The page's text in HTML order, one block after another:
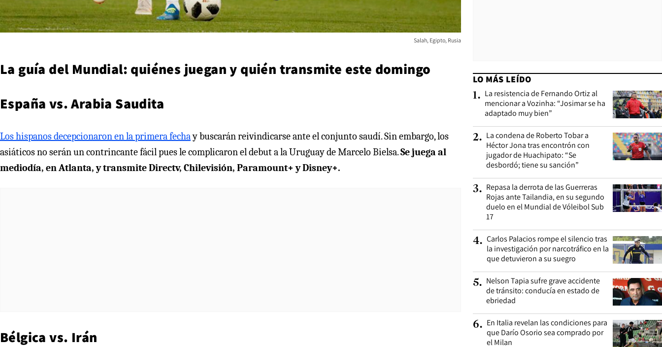
Salah, Egipto, Rusia
La guía del Mundial: quiénes juegan y quién transmite este domingo
España vs. Arabia Saudita
Los hispanos decepcionaron en la primera fechay buscarán reivindicarse ante el conjunto saudí. Sin embargo, los
asiáticos no serán un contrincante fácil pues le complicaron el debut a la Uruguay de Marcelo Bielsa.Se juega al
mediodía, en Atlanta, y transmite Directv, Chilevisión, Paramount+ y Disney+.
Bélgica vs. Irán
LO MÁS LEÍDO
1. La resistencia de Fernando Ortiz al
mencionar a Vozinha: “Josimar se ha
adaptado muy bien”
2. La condena de Roberto Tobar a
Héctor Jona tras encontrón con
jugador de Huachipato: “Se
desbordó; tiene su sanción”
3. Repasa la derrota de las Guerreras
Rojas ante Tailandia, en su segundo
duelo en el Mundial de Vóleibol Sub
17
4. Carlos Palacios rompe el silencio tras
la investigación por narcotráfico en la
que detuvieron a su suegro
5. Nelson Tapia sufre grave accidente
de tránsito: conducía en estado de
ebriedad
6. En Italia revelan las condiciones para
que Darío Osorio sea comprado por
el Milan